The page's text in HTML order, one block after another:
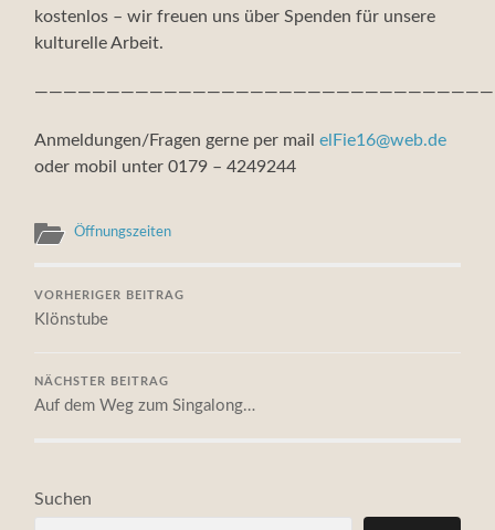
kostenlos – wir freuen uns über Spenden für unsere
kulturelle Arbeit.
Anmeldungen/Fragen gerne per mailelFie16@web.de
oder mobil unter 0179 – 4249244
Öffnungszeiten
VORHERIGER BEITRAG
Klönstube
NÄCHSTER BEITRAG
Auf dem Weg zum Singalong…
Suchen